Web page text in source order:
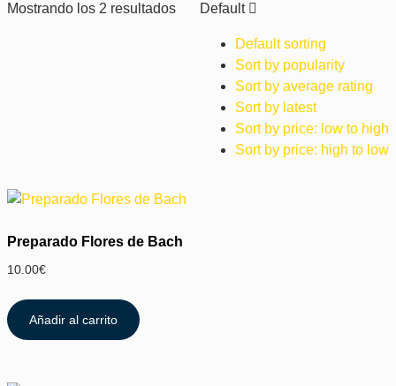
Mostrando los 2 resultados Default
Default sorting
Sort by popularity
Sort by average rating
Sort by latest
Sort by price: low to high
Sort by price: high to low
Preparado Flores de Bach
10.00€
Añadir al carrito